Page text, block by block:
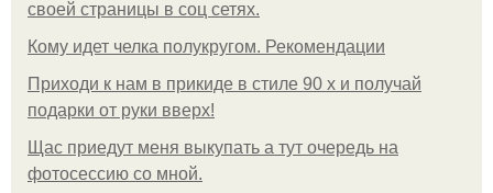
своей страницы в соц сетях.
Кому идет челка полукругом. Рекомендации
Приходи к нам в прикиде в стиле 90 х и получай
подарки от руки вверх!
Щас приедут меня выкупать а тут очередь на
фотосессию со мной.